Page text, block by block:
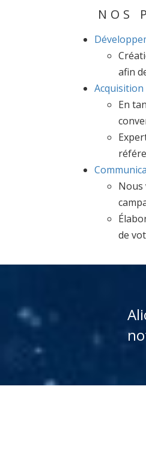
NOS
afin
Acquisition
En
Nous
de